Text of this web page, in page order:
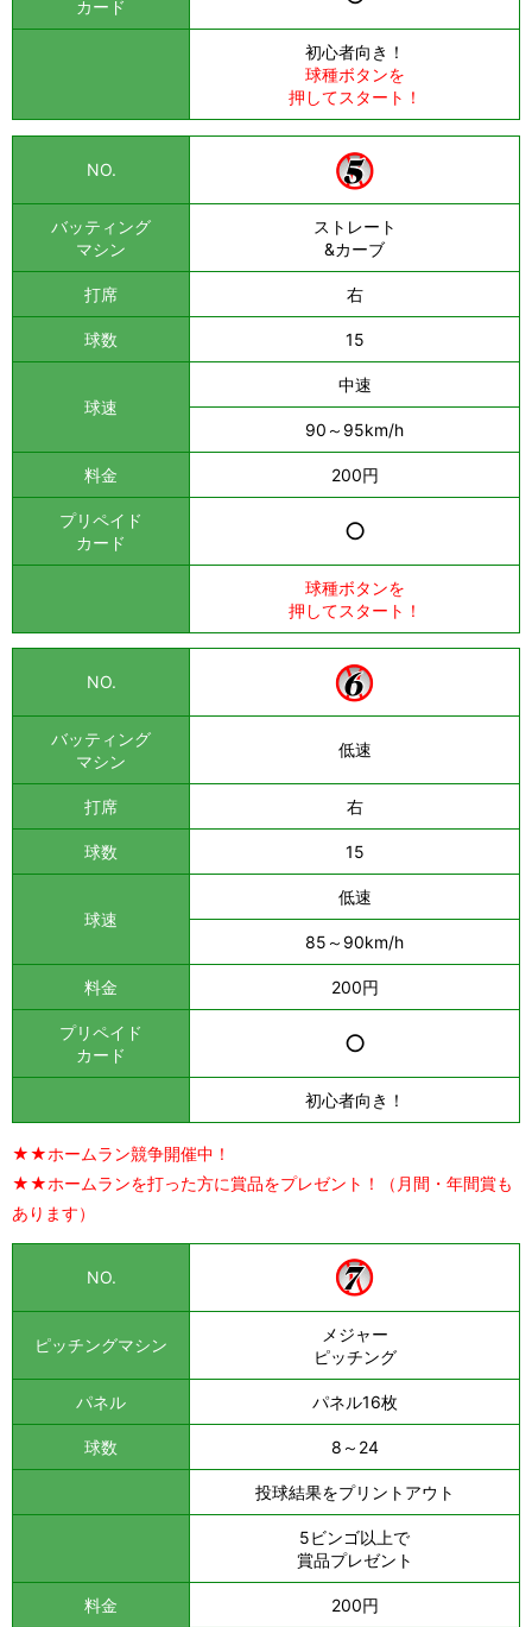
カード
初心者向き！
球種ボタンを
押してスタート！
NO.
バッティング
マシン
ストレート
&カーブ
打席 右
球数 15
球速
中速
90～95km/h
料金 200円
プリペイド
カード
○
球種ボタンを
押してスタート！
NO.
バッティング
マシン
低速
打席 右
球数 15
球速
低速
85～90km/h
料金 200円
プリペイド
カード
○
初心者向き！
★★ホームラン競争開催中！
★★ホームランを打った方に賞品をプレゼント！（月間・年間賞も
あります）
NO.
ピッチングマシン
メジャー
ピッチング
パネル パネル16枚
球数 8～24
投球結果をプリントアウト
5ビンゴ以上で
賞品プレゼント
料金 200円